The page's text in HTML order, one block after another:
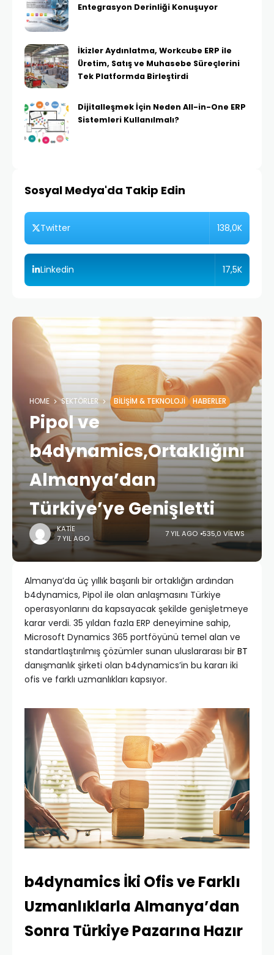
Entegrasyon Derinliği Konuşuyor
İkizler Aydınlatma, Workcube ERP ile
Üretim, Satış ve Muhasebe Süreçlerini
Tek Platformda Birleştirdi
Dijitalleşmek İçin Neden All-in-One ERP
Sistemleri Kullanılmalı?
Sosyal Medya'da Takip Edin
Twitter 138,0K
Linkedin 17,5K
HOME SEKTÖRLER BILIŞIM & TEKNOLOJI HABERLER
Pipol ve
b4dynamics,Ortaklığını
Almanya’dan
Türkiye’ye Genişletti
KATIE
7 YIL AGO
7 YIL AGO 535,0 VIEWS
Almanya’da üç yıllık başarılı bir ortaklığın ardından
b4dynamics, Pipol ile olan anlaşmasını Türkiye
operasyonlarını da kapsayacak şekilde genişletmeye
karar verdi. 35 yıldan fazla ERP deneyimine sahip,
Microsoft Dynamics 365 portföyünü temel alan ve
standartlaştırılmış çözümler sunan uluslararası bir BT
danışmanlık şirketi olan b4dynamics’in bu kararı iki
ofis ve farklı uzmanlıkları kapsıyor.
b4dynamics İki Ofis ve Farklı
Uzmanlıklarla Almanya’dan
Sonra Türkiye Pazarına Hazır